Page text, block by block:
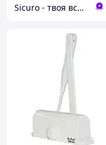
Sicuro - твоя вселенная комфорта и безопасности